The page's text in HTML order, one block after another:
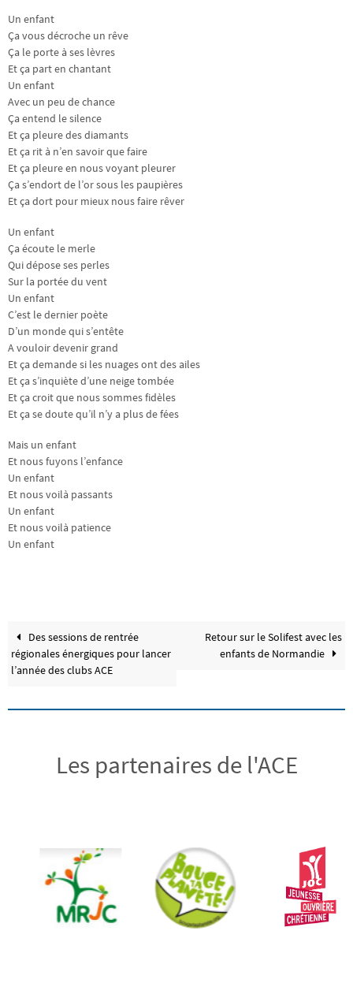
Un enfant
Ça vous décroche un rêve
Ça le porte à ses lèvres
Et ça part en chantant
Un enfant
Avec un peu de chance
Ça entend le silence
Et ça pleure des diamants
Et ça rit à n’en savoir que faire
Et ça pleure en nous voyant pleurer
Ça s’endort de l’or sous les paupières
Et ça dort pour mieux nous faire rêver
Un enfant
Ça écoute le merle
Qui dépose ses perles
Sur la portée du vent
Un enfant
C’est le dernier poète
D’un monde qui s’entête
A vouloir devenir grand
Et ça demande si les nuages ont des ailes
Et ça s’inquiète d’une neige tombée
Et ça croit que nous sommes fidèles
Et ça se doute qu’il n’y a plus de fées
Mais un enfant
Et nous fuyons l’enfance
Un enfant
Et nous voilà passants
Un enfant
Et nous voilà patience
Un enfant
Des sessions de rentrée
régionales énergiques pour lancer
l’année des clubs ACE
Retour sur le Solifest avec les
enfants de Normandie
Les partenaires de l'ACE